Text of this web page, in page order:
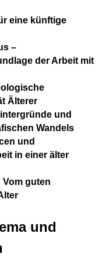
eine künftige
–
der Arbeit mit
Älterer
und
Wandels
und
in einer älter
Vom guten
und